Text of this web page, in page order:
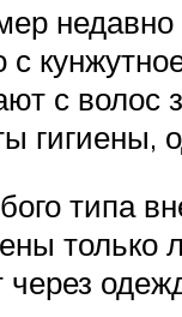
с волос
гигиены,
типа
только
через